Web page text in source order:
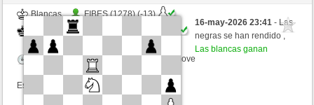
Blancas
FIBES (1278) (-13)
Tiempo: 15 minutes/side + 0 seconds/move
Esta partida es por puntos
16-may-2026 23:41- Las
negras se han rendido ,
Las blancas ganan